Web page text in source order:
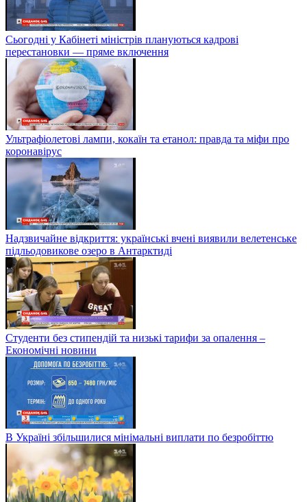
Сьогодні у Кабінеті міністрів плануються кадрові
перестановки — пряме включення
Ультрафіолетові лампи, кокаїн та етанол: правда та міфи про
коронавірус
Надзвичайне відкриття: українські вчені виявили велетенське
підльодовикове озеро в Антарктиді
Студенти без стипендій та низькі тарифи за опалення –
Економічні новини
В Україні збільшилися мінімальні виплати по безробіттю